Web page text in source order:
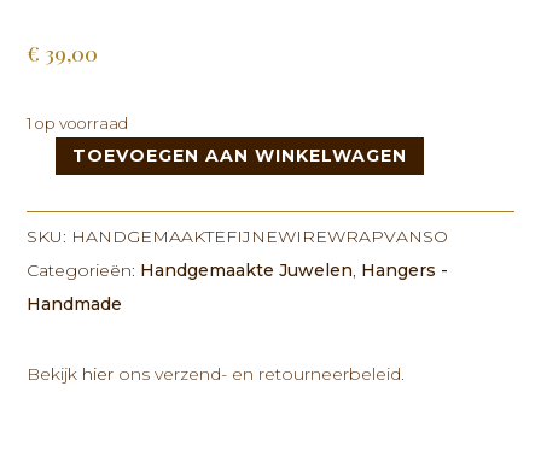
€ 39,00
1 op voorraad
Handgemaakte
van
Sodaliet
koperdraad
TOEVOEGEN AAN WINKELWAGEN
SKU: HANDGEMAAKTEFIJNEWIREWRAPVANSO
Categorieën: Handgemaakte Juwelen, Hangers -
Handmade
Bekijk hier ons verzend- en retourneerbeleid.